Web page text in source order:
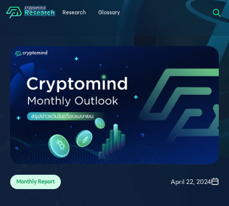
Research Glossary
Monthly Report April 22, 2024